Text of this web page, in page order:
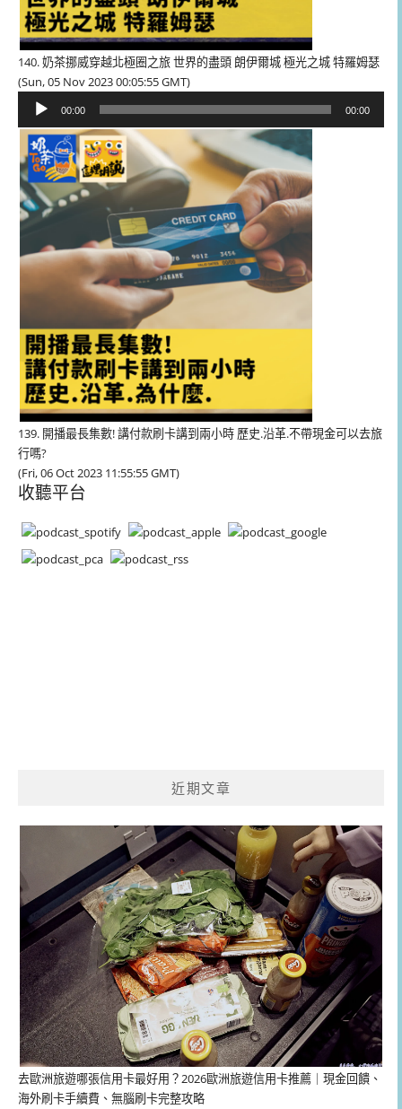
140. 奶茶挪威穿越北極圈之旅 世界的盡頭 朗伊爾城 極光之城 特羅姆瑟
(Sun, 05 Nov 2023 00:05:55 GMT)
播
放
器
00:00 00:00
139. 開播最長集數! 講付款刷卡講到兩小時 歷史.沿革.不帶現金可以去旅
行嗎?
(Fri, 06 Oct 2023 11:55:55 GMT)
收聽平台
近期文章
去歐洲旅遊哪張信用卡最好用？2026歐洲旅遊信用卡推薦｜現金回饋、
海外刷卡手續費、無腦刷卡完整攻略